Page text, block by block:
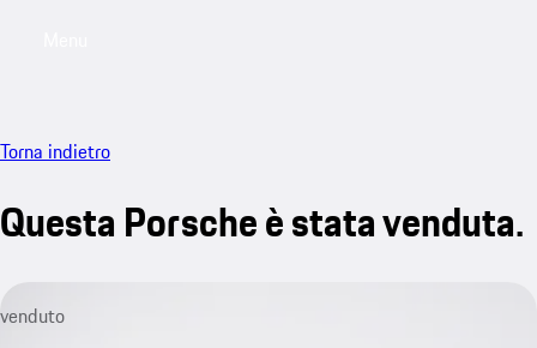
Torna indietro
Questa Porsche è stata venduta.
venduto